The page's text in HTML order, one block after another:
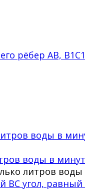
рёбер АВ,
воды в
литров